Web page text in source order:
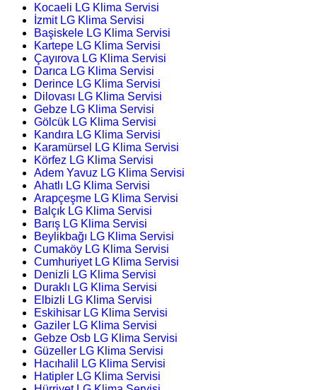
Kocaeli LG Klima Servisi
İzmit LG Klima Servisi
Başiskele LG Klima Servisi
Kartepe LG Klima Servisi
Çayırova LG Klima Servisi
Darıca LG Klima Servisi
Derince LG Klima Servisi
Dilovası LG Klima Servisi
Gebze LG Klima Servisi
Gölcük LG Klima Servisi
Kandıra LG Klima Servisi
Karamürsel LG Klima Servisi
Körfez LG Klima Servisi
Adem Yavuz LG Klima Servisi
Ahatlı LG Klima Servisi
Arapçeşme LG Klima Servisi
Balçık LG Klima Servisi
Barış LG Klima Servisi
Beylikbağı LG Klima Servisi
Cumaköy LG Klima Servisi
Cumhuriyet LG Klima Servisi
Denizli LG Klima Servisi
Duraklı LG Klima Servisi
Elbizli LG Klima Servisi
Eskihisar LG Klima Servisi
Gaziler LG Klima Servisi
Gebze Osb LG Klima Servisi
Güzeller LG Klima Servisi
Hacıhalil LG Klima Servisi
Hatipler LG Klima Servisi